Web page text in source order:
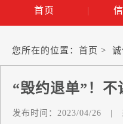
首页 |
您所在的位置： 首页 >
“毁约退单”！
发布时间： 2023/04/26